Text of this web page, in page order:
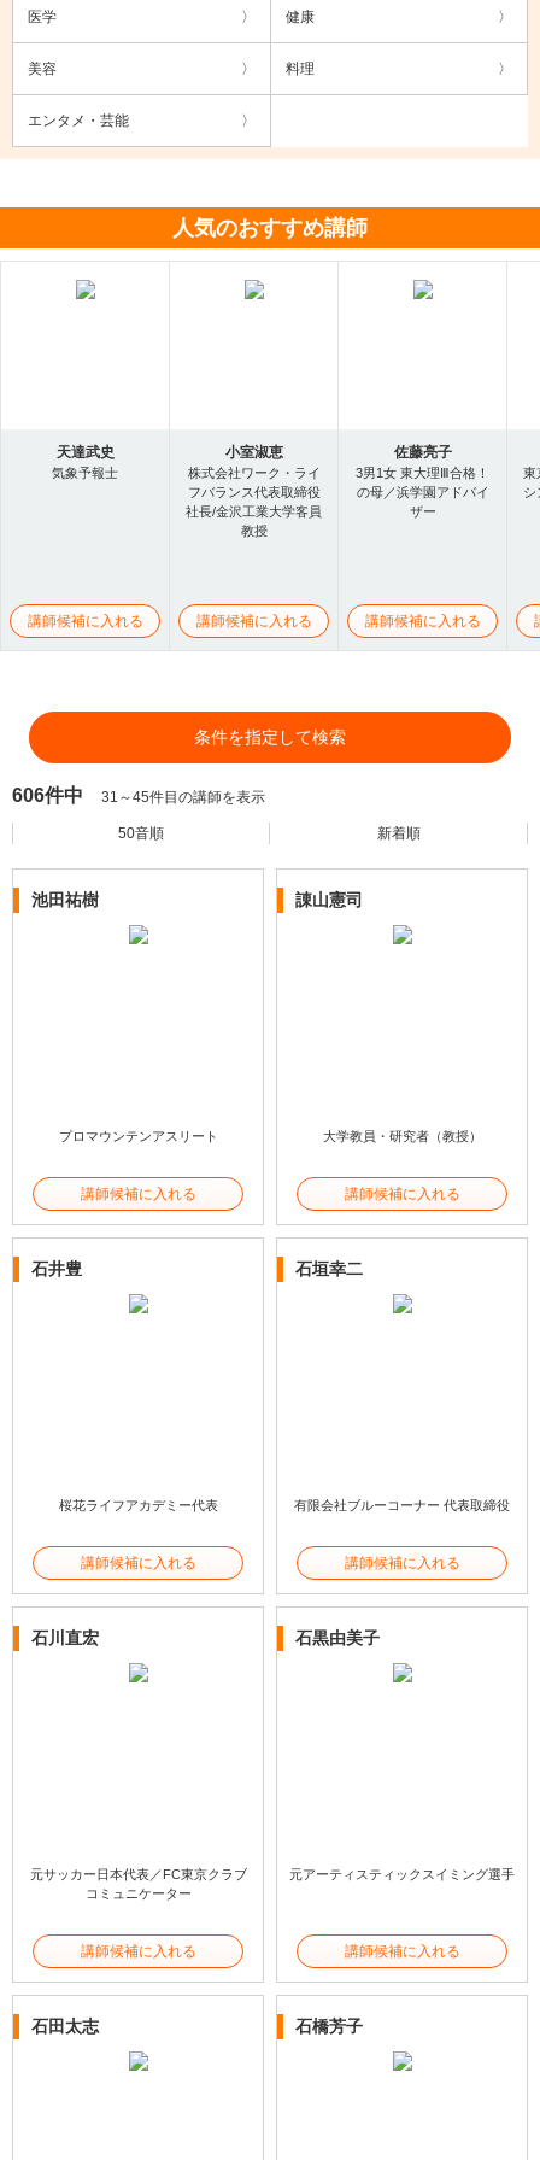
医学 健康
美容 料理
エンタメ・芸能
人気のおすすめ講師
天達武史
気象予報士
講師候補に入れる
小室淑恵
株式会社ワーク・ライ
フバランス代表取締役
社長/金沢工業大学客員
教授
講師候補に入れる
佐藤亮子
3男1女 東大理Ⅲ合格！
の母／浜学園アドバイ
ザー
講師候補に入れる
東
シ
条件を指定して検索
606件中 31～45件目の講師を表示
50音順 新着順
池田祐樹
プロマウンテンアスリート
講師候補に入れる
諌山憲司
大学教員・研究者（教授）
講師候補に入れる
石井豊
桜花ライフアカデミー代表
講師候補に入れる
石垣幸二
有限会社ブルーコーナー 代表取締役
講師候補に入れる
石川直宏
元サッカー日本代表／FC東京クラブ
コミュニケーター
講師候補に入れる
石黒由美子
元アーティスティックスイミング選手
講師候補に入れる
石田太志 石橋芳子